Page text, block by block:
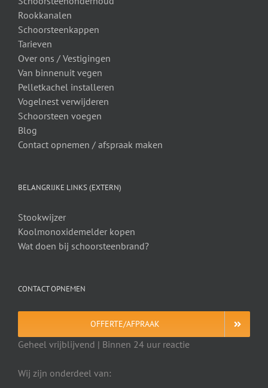
Rookkanalen
Schoorsteenkappen
Tarieven
Over ons / Vestigingen
Van binnenuit vegen
Pelletkachel installeren
Vogelnest verwijderen
Schoorsteen voegen
Blog
Contact opnemen / afspraak maken
BELANGRIJKE LINKS (EXTERN)
Stookwijzer
Koolmonoxidemelder kopen
Wat doen bij schoorsteenbrand?
CONTACT OPNEMEN
OFFERTE/AFPRAAK
Geheel vrijblijvend | Binnen 24 uur reactie
Wij zijn onderdeel van: